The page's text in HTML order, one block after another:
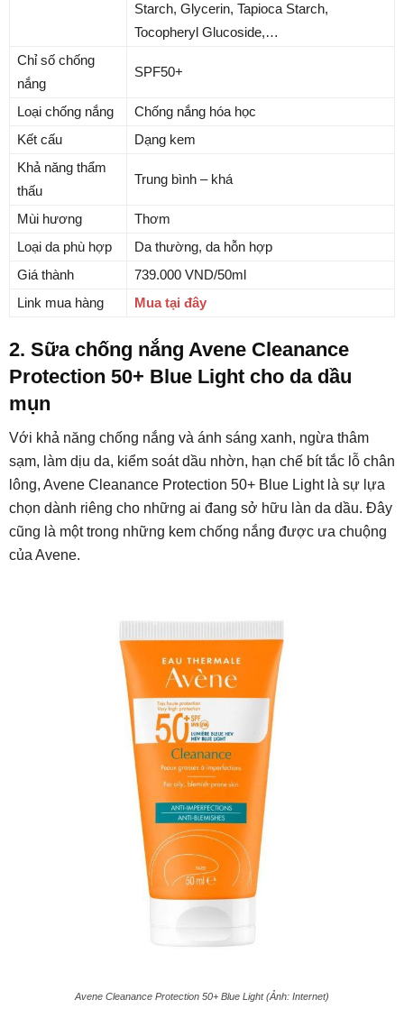
Starch, Glycerin, Tapioca Starch,
Tocopheryl Glucoside,…
Chỉ số chống
nắng
SPF50+
Loại chống nắng
Chống nắng hóa học
Kết cấu
Dạng kem
Khả năng thẩm
thấu
Trung bình – khá
Mùi hương
Thơm
Loại da phù hợp
Da thường, da hỗn hợp
Giá thành
739.000 VND/50ml
Link mua hàng
Mua tại đây
2. Sữa chống nắng Avene Cleanance
Protection 50+ Blue Light cho da dầu
mụn
Với khả năng chống nắng và ánh sáng xanh, ngừa thâm
sạm, làm dịu da, kiểm soát dầu nhờn, hạn chế bít tắc lỗ chân
lông, Avene Cleanance Protection 50+ Blue Light là sự lựa
chọn dành riêng cho những ai đang sở hữu làn da dầu. Đây
cũng là một trong những kem chống nắng được ưa chuộng
của Avene.
Avene Cleanance Protection 50+ Blue Light (Ảnh: Internet)